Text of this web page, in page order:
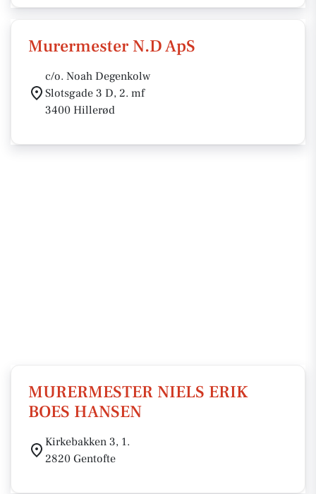
Murermester N.D ApS
c/o. Noah Degenkolw
Slotsgade 3 D, 2. mf
3400 Hillerød
MURERMESTER NIELS ERIK
BOES HANSEN
Kirkebakken 3, 1.
2820 Gentofte